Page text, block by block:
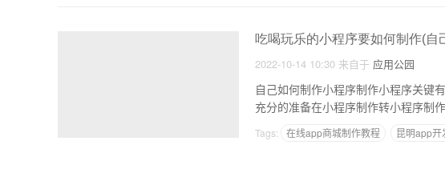
吃喝玩乐的小程序要如何制作(
2022-10-14 10:30 来自于 应用公园
自己如何制作小程序制作小程序关键有哪些 1，小程序制作注小程序制作是一个非常重要的过程
充分的准备在小程序制作转小程序制
Tags: 在线app商城制作教程 昆明app开